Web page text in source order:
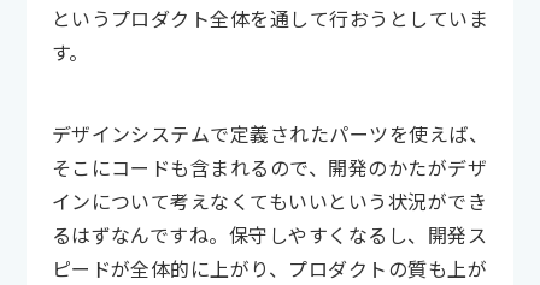
というプロダクト全体を通して行おうとしていま
す。
デザインシステムで定義されたパーツを使えば、
そこにコードも含まれるので、開発のかたがデザ
インについて考えなくてもいいという状況ができ
るはずなんですね。保守しやすくなるし、開発ス
ピードが全体的に上がり、プロダクトの質も上が